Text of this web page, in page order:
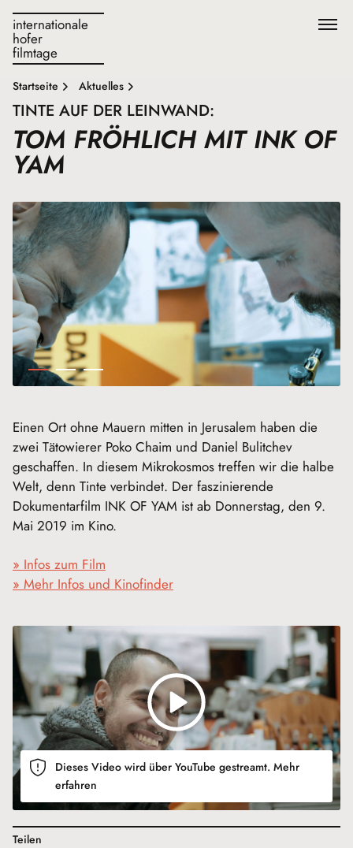
internationale
hofer
filmtage
Startseite Aktuelles
TINTE AUF DER LEINWAND:
TOM FRÖHLICH MIT INK OF
YAM
Einen Ort ohne Mauern mitten in Jerusalem haben die
zwei Tätowierer Poko Chaim und Daniel Bulitchev
geschaffen. In diesem Mikrokosmos treffen wir die halbe
Welt, denn Tinte verbindet. Der faszinierende
Dokumentarfilm INK OF YAM ist ab Donnerstag, den 9.
Mai 2019 im Kino.
» Infos zum Film
» Mehr Infos und Kinofinder
Dieses Video wird über YouTube gestreamt. Mehr
erfahren
Teilen